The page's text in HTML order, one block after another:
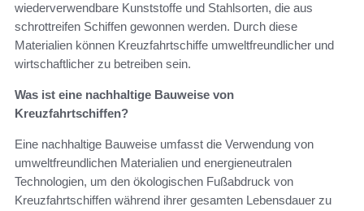
wiederverwendbare Kunststoffe und Stahlsorten, die aus
schrottreifen Schiffen gewonnen werden. Durch diese
Materialien können Kreuzfahrtschiffe umweltfreundlicher und
wirtschaftlicher zu betreiben sein.
Was ist eine nachhaltige Bauweise von
Kreuzfahrtschiffen?
Eine nachhaltige Bauweise umfasst die Verwendung von
umweltfreundlichen Materialien und energieneutralen
Technologien, um den ökologischen Fußabdruck von
Kreuzfahrtschiffen während ihrer gesamten Lebensdauer zu